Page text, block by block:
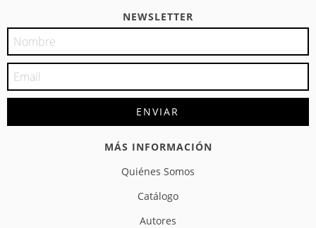
NEWSLETTER
MÁS INFORMACIÓN
Quiénes Somos
Catálogo
Autores